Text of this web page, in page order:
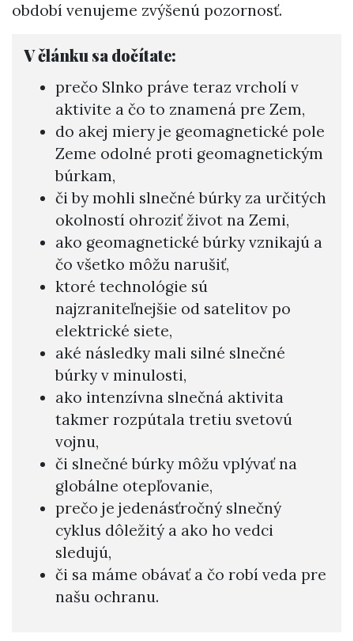
období venujeme zvýšenú pozornosť.
V článku sa dočítate:
prečo Slnko práve teraz vrcholí v
aktivite a čo to znamená pre Zem,
do akej miery je geomagnetické pole
Zeme odolné proti geomagnetickým
búrkam,
či by mohli slnečné búrky za určitých
okolností ohroziť život na Zemi,
ako geomagnetické búrky vznikajú a
čo všetko môžu narušiť,
ktoré technológie sú
najzraniteľnejšie od satelitov po
elektrické siete,
aké následky mali silné slnečné
búrky v minulosti,
ako intenzívna slnečná aktivita
takmer rozpútala tretiu svetovú
vojnu,
či slnečné búrky môžu vplývať na
globálne otepľovanie,
prečo je jedenásťročný slnečný
cyklus dôležitý a ako ho vedci
sledujú,
či sa máme obávať a čo robí veda pre
našu ochranu.